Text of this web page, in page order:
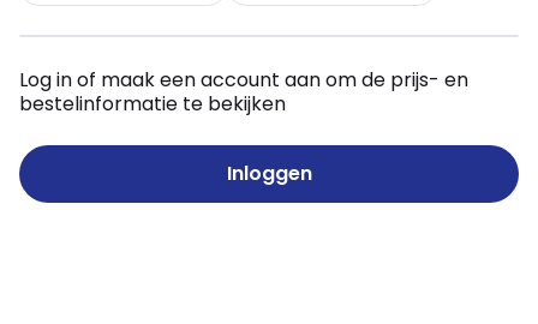
Log in of maak een account aan om de prijs- en
bestelinformatie te bekijken
Inloggen